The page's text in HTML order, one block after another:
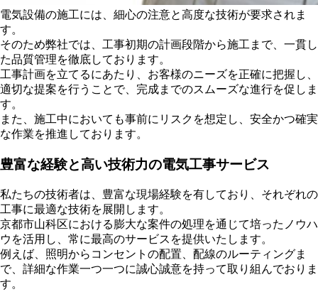
電気設備の施工には、細心の注意と高度な技術が要求されま
す。
そのため弊社では、工事初期の計画段階から施工まで、一貫し
た品質管理を徹底しております。
工事計画を立てるにあたり、お客様のニーズを正確に把握し、
適切な提案を行うことで、完成までのスムーズな進行を促しま
す。
また、施工中においても事前にリスクを想定し、安全かつ確実
な作業を推進しております。
豊富な経験と高い技術力の電気工事サービス
私たちの技術者は、豊富な現場経験を有しており、それぞれの
工事に最適な技術を展開します。
京都市山科区における膨大な案件の処理を通じて培ったノウハ
ウを活用し、常に最高のサービスを提供いたします。
例えば、照明からコンセントの配置、配線のルーティングま
で、詳細な作業一つ一つに誠心誠意を持って取り組んでおりま
す。